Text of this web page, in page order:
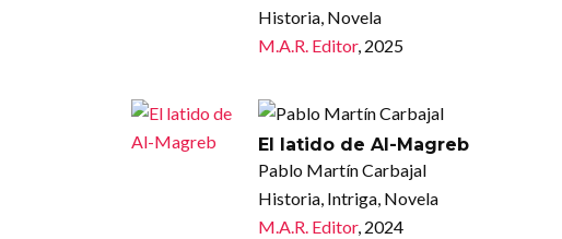
Historia, Novela
M.A.R. Editor, 2025
El latido de Al-Magreb
Pablo Martín Carbajal
Historia, Intriga, Novela
M.A.R. Editor, 2024